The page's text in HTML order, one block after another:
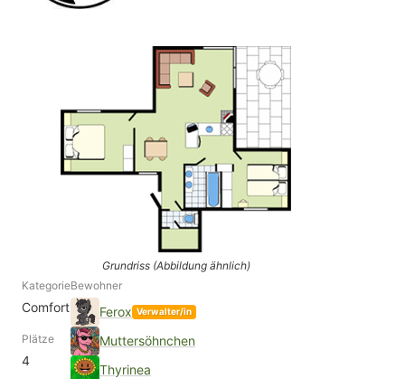
Grundriss (Abbildung ähnlich)
Kategorie
Comfort
Plätze
4
Bewohner
Ferox Verwalter/in
Muttersöhnchen
Thyrinea